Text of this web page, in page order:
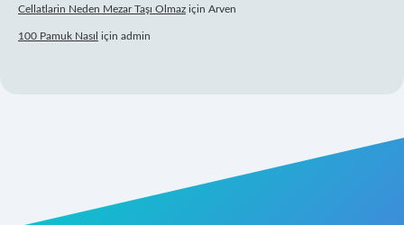
Cellatlarin Neden Mezar Taşı Olmaz için Arven
100 Pamuk Nasıl için admin